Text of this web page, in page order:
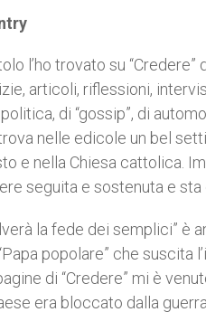
e
b
o
k
r
l’ho trovato su
articoli, riflessioni,
di “gossip”, di
nelle edicole un bel
e nella Chiesa cattolica.
seguita e sostenuta e
la fede dei semplici” è
popolare” che suscita
di “Credere” mi è
era bloccato dalla